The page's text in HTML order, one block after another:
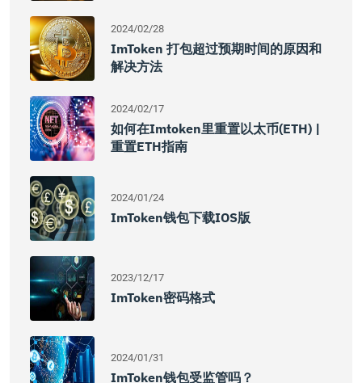
2024/02/28
ImToken 打包超过预期时间的原因和
解决方法
2024/02/17
如何在imtoken里重置以太币(ETH) |
重置ETH指南
2024/01/24
ImToken钱包下载iOS版
2023/12/17
ImToken密码格式
2024/01/31
ImToken钱包受监管吗？